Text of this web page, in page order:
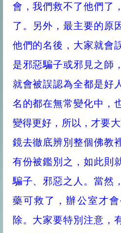
會，我們救不了他們了
了。另外，最主要的原
他們的名後，大家就會
是邪惡騙子或邪見之師
就會被誤認為全都是好
名的都在無常變化中，
變得更好，所以，才要
鏡去徹底辨別整個佛教
有份被鑑別之，如此則
騙子、邪惡之人。當然
藥可救了，辦公室才
除。大家要特別注意，